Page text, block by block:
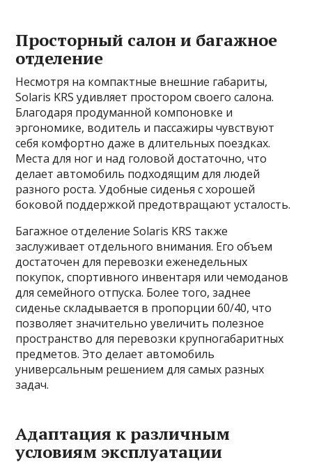
Просторный салон и багажное
отделение
Несмотря на компактные внешние габариты,
Solaris KRS удивляет простором своего салона.
Благодаря продуманной компоновке и
эргономике, водитель и пассажиры чувствуют
себя комфортно даже в длительных поездках.
Места для ног и над головой достаточно, что
делает автомобиль подходящим для людей
разного роста. Удобные сиденья с хорошей
боковой поддержкой предотвращают усталость.
Багажное отделение Solaris KRS также
заслуживает отдельного внимания. Его объем
достаточен для перевозки еженедельных
покупок, спортивного инвентаря или чемоданов
для семейного отпуска. Более того, заднее
сиденье складывается в пропорции 60/40, что
позволяет значительно увеличить полезное
пространство для перевозки крупногабаритных
предметов. Это делает автомобиль
универсальным решением для самых разных
задач.
Адаптация к различным
условиям эксплуатации